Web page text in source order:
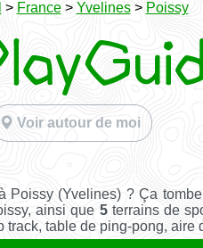
> France> Yvelines> Poissy
Voir autour de moi
Poissy (Yvelines) ? Ça
ainsi que 5terrains de
table de ping-pong, aire